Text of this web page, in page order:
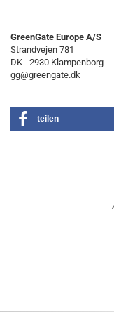
GreenGate Europe A/S
Strandvejen 781
DK - 2930 Klampenborg
gg@greengate.dk
teilen